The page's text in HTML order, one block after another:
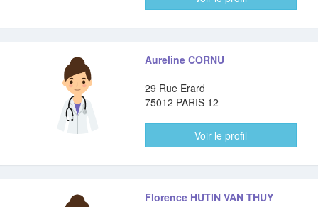
Aureline CORNU
29 Rue Erard
75012 PARIS 12
Voir le profil
Florence HUTIN VAN THUY